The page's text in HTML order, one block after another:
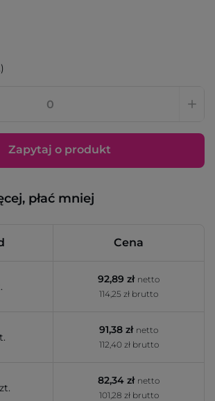
Zapytaj o produkt
płać mniej
Cena
92,89 zł netto
114,25 zł brutto
91,38 zł netto
112,40 zł brutto
82,34 zł netto
101,28 zł brutto